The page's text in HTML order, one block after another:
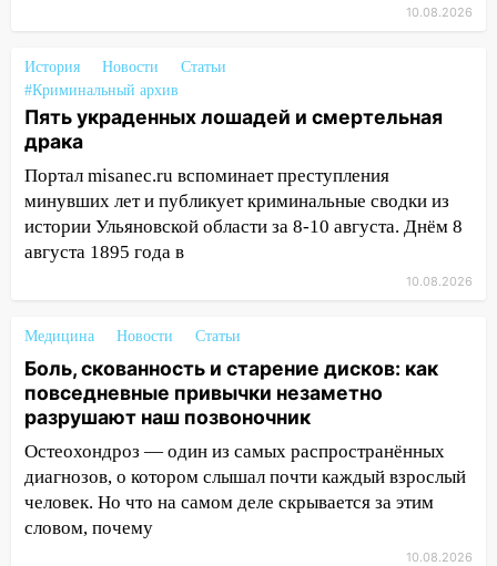
13:17
Непогода в Ульяновске не
закончится сегодня: сильные ливни
сохранятся 9 августа
13:15
житель Вешкаймского района похитил у
знакомого 191 тысячу рублей
13:14 Ураган оторвал светофор на
Новгородской в Ульяновске и рухнуло
на электрощит
13:10 В Заволжском районе дерево
упало во дворе
13:08 Ураган ударил по Ульяновску:
сорванные крыши, поваленные деревья,
затопленные улицы и остановившиеся
трамваи
10.08.2026
История Новости
Статьи
#Криминальный архив
Пять украденных лошадей и смертельная
драка
Портал misanec.ru вспоминает преступления
минувших лет и публикует криминальные сводки из
истории Ульяновской области за 8-10 августа. Днём 8
августа 1895 года в
10.08.2026
Медицина Новости Статьи
Боль, скованность и старение дисков: как
повседневные привычки незаметно
разрушают наш позвоночник
Остеохондроз — один из самых распространённых
диагнозов, о котором слышал почти каждый взрослый
человек. Но что на самом деле скрывается за этим
словом, почему
10.08.2026